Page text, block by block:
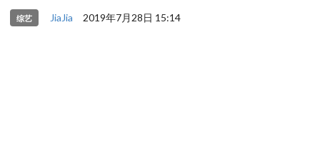
综艺 JiaJia 2019年7月28日 15:14